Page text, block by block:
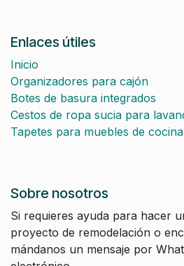
Enlaces útiles
Inicio
Organizadores para cajón
Botes de basura integrados
Cestos de ropa sucia para
Tapetes para muebles de
Sobre nosotros
Si requieres ayuda para hacer
proyecto de remodelación o
mándanos un mensaje por